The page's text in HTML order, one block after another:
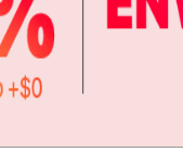
APP
EXCLUSIVAS,